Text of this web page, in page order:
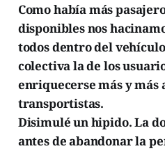
Como había más
disponibles nos
todos dentro del
colectiva la de los
enriquecerse más y más
transportistas.
Disimulé un hipido. La
antes de abandonar la